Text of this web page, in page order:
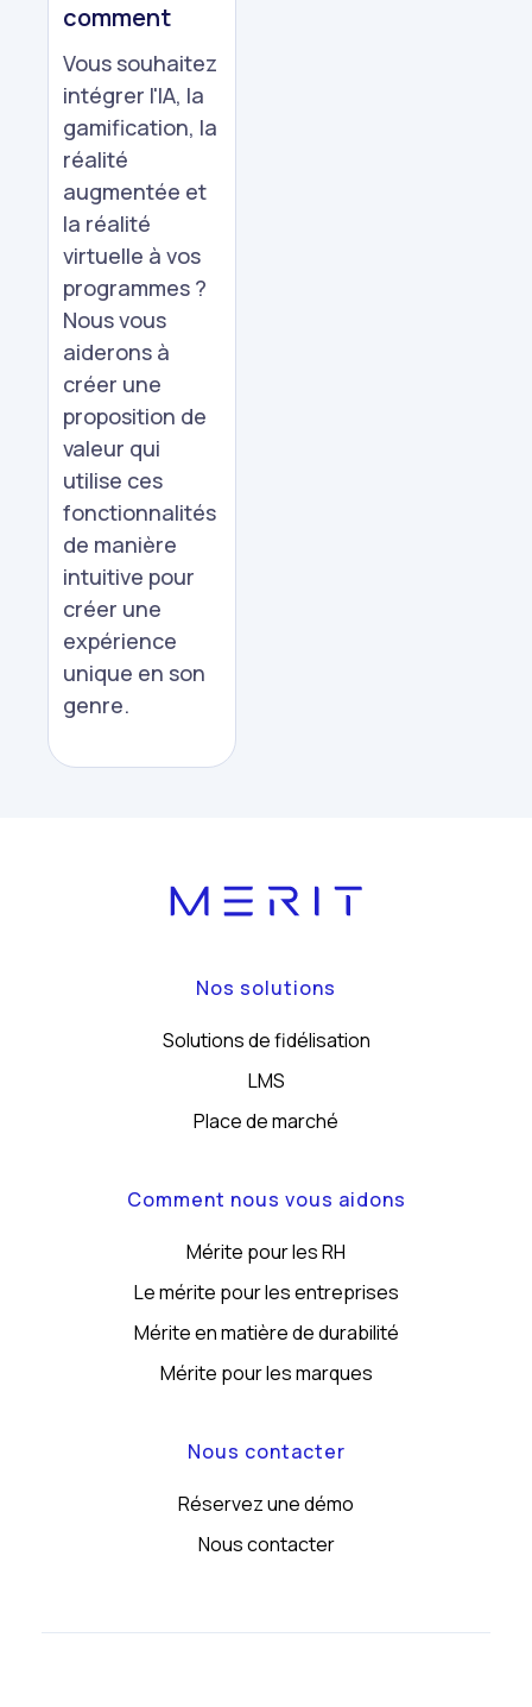
comment
Vous souhaitez
intégrer l'IA, la
gamification, la
réalité
augmentée et
la réalité
virtuelle à vos
programmes ?
Nous vous
aiderons à
créer une
proposition de
valeur qui
utilise ces
fonctionnalités
de manière
intuitive pour
créer une
expérience
unique en son
genre.
Nos solutions
Solutions de fidélisation
LMS
Place de marché
Comment nous vous aidons
Mérite pour les RH
Le mérite pour les entreprises
Mérite en matière de durabilité
Mérite pour les marques
Nous contacter
Réservez une démo
Nous contacter